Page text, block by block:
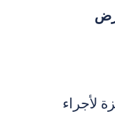
لأجراء